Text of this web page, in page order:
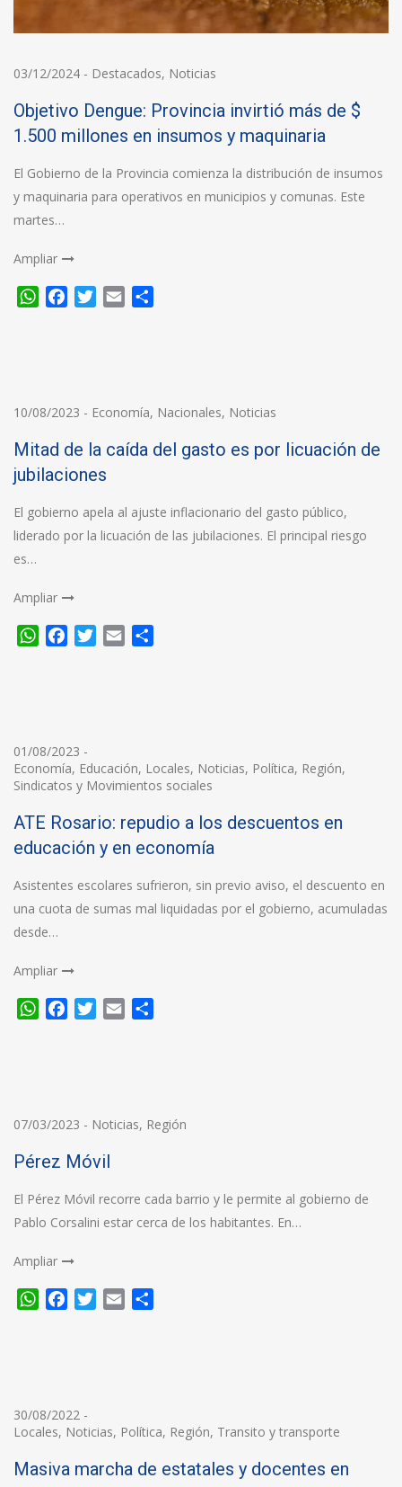
03/12/2024 - Destacados, Noticias
Objetivo Dengue: Provincia invirtió más de $
1.500 millones en insumos y maquinaria
El Gobierno de la Provincia comienza la distribución de insumos
y maquinaria para operativos en municipios y comunas. Este
martes…
Ampliar
WhatsApp
FacebookTwitter
Email
10/08/2023 - Economía, Nacionales, Noticias
Mitad de la caída del gasto es por licuación de
jubilaciones
El gobierno apela al ajuste inflacionario del gasto público,
liderado por la licuación de las jubilaciones. El principal riesgo
es…
Ampliar
WhatsApp
FacebookTwitter
Email
01/08/2023 -
Economía, Educación, Locales, Noticias, Política, Región,
Sindicatos y Movimientos sociales
ATE Rosario: repudio a los descuentos en
educación y en economía
Asistentes escolares sufrieron, sin previo aviso, el descuento en
una cuota de sumas mal liquidadas por el gobierno, acumuladas
desde…
Ampliar
WhatsApp
FacebookTwitter
Email
07/03/2023 - Noticias, Región
Pérez Móvil
El Pérez Móvil recorre cada barrio y le permite al gobierno de
Pablo Corsalini estar cerca de los habitantes. En…
Ampliar
WhatsApp
FacebookTwitter
Email
30/08/2022 -
Locales, Noticias, Política, Región, Transito y transporte
Masiva marcha de estatales y docentes en